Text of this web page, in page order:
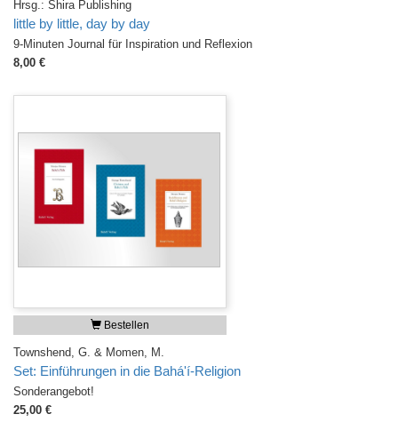
Hrsg.: Shira Publishing
little by little, day by day
9-Minuten Journal für Inspiration und Reflexion
8,00 €
Bestellen
Townshend, G. & Momen, M.
Set: Einführungen in die Bahá'í-Religion
Sonderangebot!
25,00 €